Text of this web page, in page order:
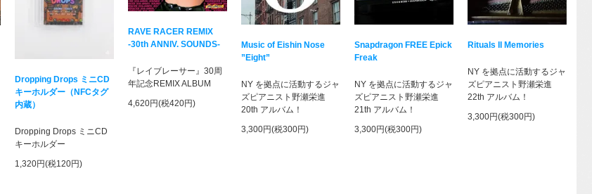
Dropping Drops ミニCD
キーホルダー（NFCタグ
内蔵）
Dropping Drops ミニCD
キーホルダー
1,320円(税120円)
RAVE RACER REMIX
-30th ANNIV. SOUNDS-
『レイブレーサー』30周
年記念REMIX ALBUM
4,620円(税420円)
Music of Eishin Nose
”Eight”
NY を拠点に活動するジャ
ズピアニスト野瀬栄進
20th アルバム！
3,300円(税300円)
Snapdragon FREE Epick
Freak
NY を拠点に活動するジャ
ズピアニスト野瀬栄進
21th アルバム！
3,300円(税300円)
Rituals II Memories
NY を拠点に活動するジャ
ズピアニスト野瀬栄進
22th アルバム！
3,300円(税300円)